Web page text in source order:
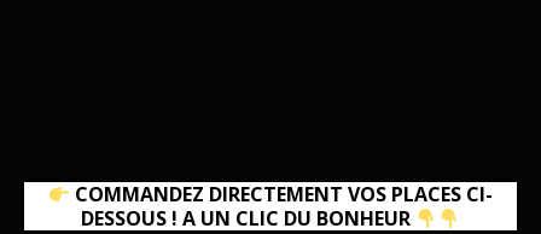
COMMANDEZ DIRECTEMENT VOS PLACES CI-
DESSOUS ! A UN CLIC DU BONHEUR